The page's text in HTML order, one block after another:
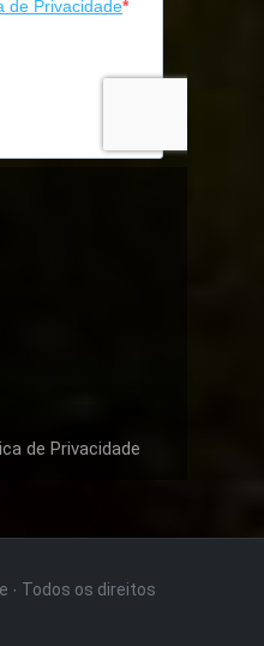
de Privacidade
· Todos os direitos